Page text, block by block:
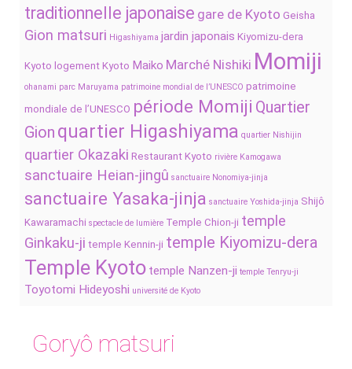
traditionnelle japonaise gare de Kyoto Geisha
Gion matsuri Higashiyama jardin japonais Kiyomizu-dera
Kyoto logement Kyoto Maiko Marché Nishiki Momiji
ohanami parc Maruyama patrimoine mondial de l’UNESCO patrimoine
mondiale de l’UNESCO période Momiji Quartier
Gion quartier Higashiyama quartier Nishijin
quartier Okazaki Restaurant Kyoto rivière Kamogawa
sanctuaire Heian-jingû sanctuaire Nonomiya-jinja
sanctuaire Yasaka-jinja sanctuaire Yoshida-jinja Shijô
Kawaramachi spectacle de lumière Temple Chion-ji temple
Ginkaku-ji temple Kennin-ji temple Kiyomizu-dera
Temple Kyoto temple Nanzen-ji temple Tenryu-ji
Toyotomi Hideyoshi université de Kyoto
Goryô matsuri